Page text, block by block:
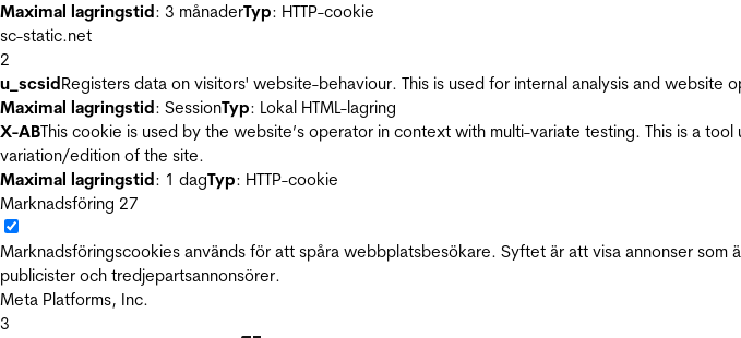
Maximal lagringstid: 3 månaderTyp: HTTP-cookie
sc-static.net
2
u_scsidRegisters data on visitors' website-behaviour. This is used for internal analysis and website
Maximal lagringstid: SessionTyp: Lokal HTML-lagring
X-ABThis cookie is used by the website’s operator in context with multi-variate testing. This is a
variation/edition of the site.
Maximal lagringstid: 1 dagTyp: HTTP-cookie
Marknadsföring 27
Marknadsföringscookies används för att spåra webbplatsbesökare. Syftet är att visa annonser
publicister och tredjepartsannonsörer.
Meta Platforms, Inc.
3